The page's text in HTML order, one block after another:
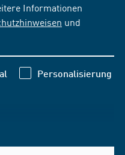
Informationen
und
Personalisierung